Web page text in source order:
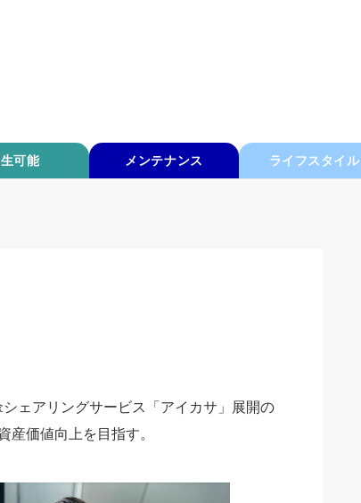
可能 メンテナンス ライフスタイル
ェアリングサービス「アイカサ」展開の
価値向上を目指す。